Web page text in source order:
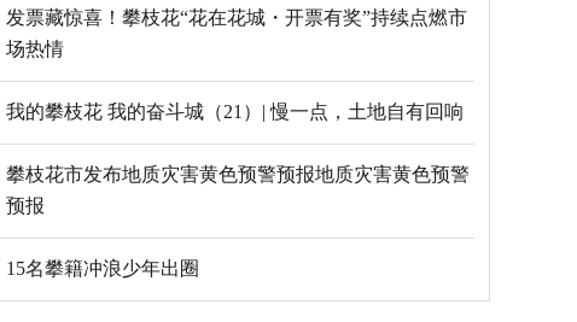
发票藏惊喜！攀枝花“花在花城・开票有奖”持续点燃市
场热情
我的攀枝花 我的奋斗城（21）| 慢一点，土地自有回响
攀枝花市发布地质灾害黄色预警预报地质灾害黄色预警
预报
15名攀籍冲浪少年出圈